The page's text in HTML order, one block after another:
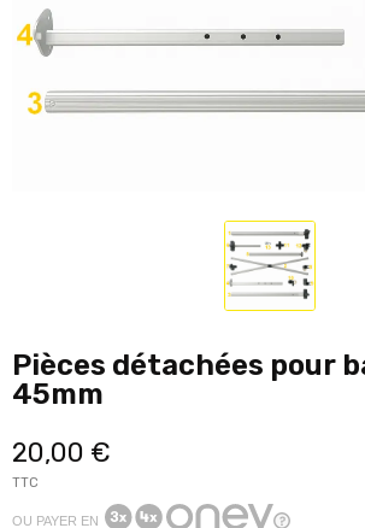
Pièces détachées pour
45mm
20,00 €
TTC
OU PAYER EN